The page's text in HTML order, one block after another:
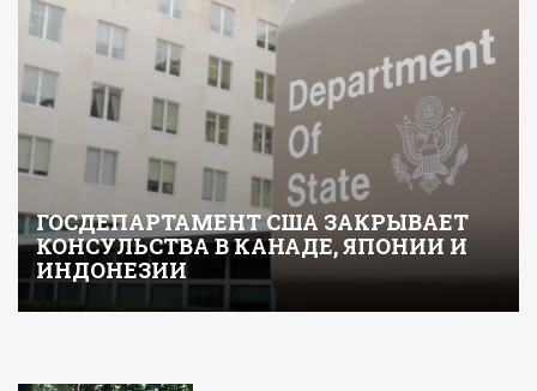
ГОСДЕПАРТАМЕНТ США ЗАКРЫВАЕТ
КОНСУЛЬСТВА В КАНАДЕ, ЯПОНИИ И
ИНДОНЕЗИИ